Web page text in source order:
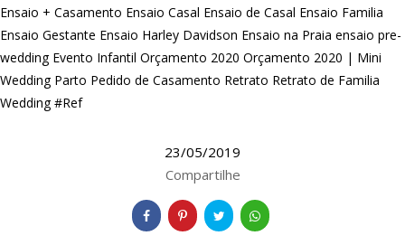
Ensaio + Casamento Ensaio Casal Ensaio de Casal Ensaio Familia
Ensaio Gestante Ensaio Harley Davidson Ensaio na Praia ensaio pre-
wedding Evento Infantil Orçamento 2020 Orçamento 2020 | Mini
Wedding Parto Pedido de Casamento Retrato Retrato de Familia
Wedding #Ref
23/05/2019
Compartilhe